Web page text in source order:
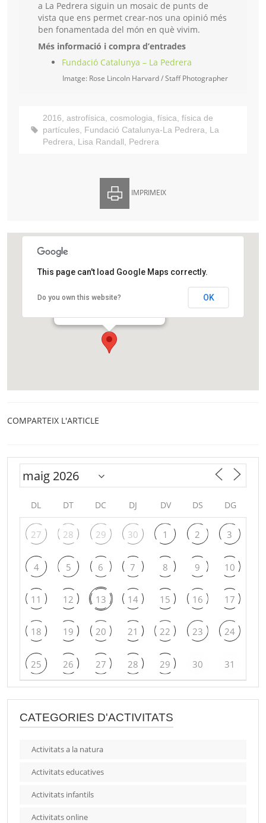
a La Pedrera siguin un mosaic de punts de
vista que ens permet crear-nos una opinió més
ben fonamentada del món en què vivim.
Més informació i compra d’entrades
Fundació Catalunya – La Pedrera
Imatge: Rose Lincoln Harvard / Staff Photographer
2016, astrofísica, cosmologia, física, física de
partícules, Fundació Catalunya-La Pedrera, La
Pedrera, Lisa Randall, Pedrera
IMPRIMEIX
Fundació Catalunya La Pedrera
Passeig de Gràcia 92
This page can't load Google Maps correctly.
Do you own this website? OK
COMPARTEIX L'ARTICLE
DL DT DC DJ DV DS DG
27 28 29 30 1 2 3
4 5 6 7 8 9 10
11 12 13 14 15 16 17
18 19 20 21 22 23 24
25 26 27 28 29 30 31
CATEGORIES D'ACTIVITATS
Activitats a la natura
Activitats educatives
Activitats infantils
Activitats online